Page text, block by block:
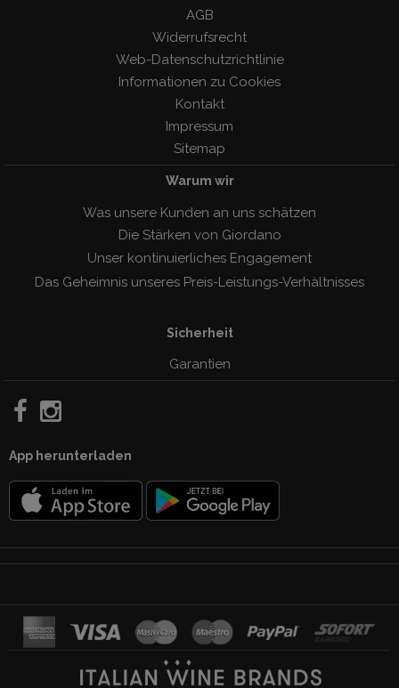
AGB
Widerrufsrecht
Web-Datenschutzrichtlinie
Informationen zu Cookies
Kontakt
Impressum
Sitemap
Warum wir
Was unsere Kunden an uns schätzen
Die Stärken von Giordano
Unser kontinuierliches Engagement
Das Geheimnis unseres Preis-Leistungs-Verhàltnisses
Sicherheit
Garantien
App herunterladen